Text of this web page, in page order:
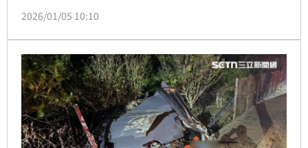
狀煞不住追撞上，導致休旅車被推撞至對向車道，導致
撞擊力道猛烈，休旅車體嚴重變形、幾乎對折，休旅車
駕駛受困在內、當場失去生命跡象，經救護人員搶救出
送醫治療中。至於事故發生原因及相關肇事責任，仍有
待警方進一步調
2026/01/05 10:10